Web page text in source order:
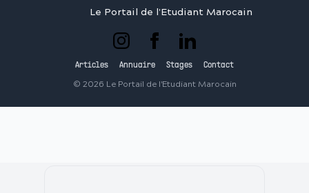
Le Portail de l'Etudiant Marocain
Articles Annuaire Stages Contact
© 2026 Le Portail de l'Etudiant Marocain